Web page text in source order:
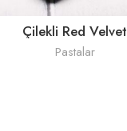
Çilekli Red Velvet
Pastalar